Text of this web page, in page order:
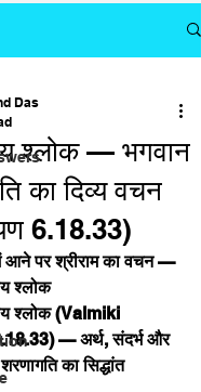
श्लोक — भगवान
का दिव्य वचन
6.18.33)
Das
आने पर श्रीराम का वचन —
श्लोक
श्लोक (Valmiki
— अर्थ, संदर्भ और
का सिद्धांत